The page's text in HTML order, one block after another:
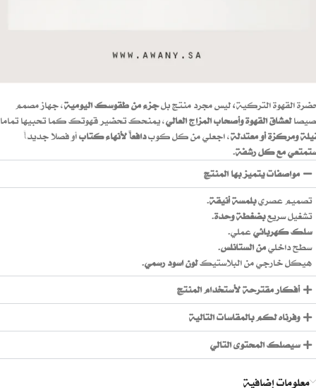
القهوة التركية،ليس مجرد منتج بلجزء من طقوسك اليومية، جهاز مصمم
لعشاق القهوة وأصحاب المزاج العالي، يمنحك تحضير قهوتك كما تحبيها
ومركزة أو معتدلة، اجعلي من كل كوبدافعاً لأنهاء كتابأو فصلا جديداً
مع كل رشفة.
مواصفات يتميز بها المنتج
تصميم عصريبلمسة أنيقة.
تشغيل سريعبضغطة وحدة.
سلك كهربائيعملي.
سطح داخليمن الستانلس.
هيكل خارجي من البلاستيكلون اسود رسمي.
أفكار مقترحة لأستخدام المنتج
وفرناه لكم بالمقاسات التالية
سيصلك المحتوى التالي
معلومات إضافية